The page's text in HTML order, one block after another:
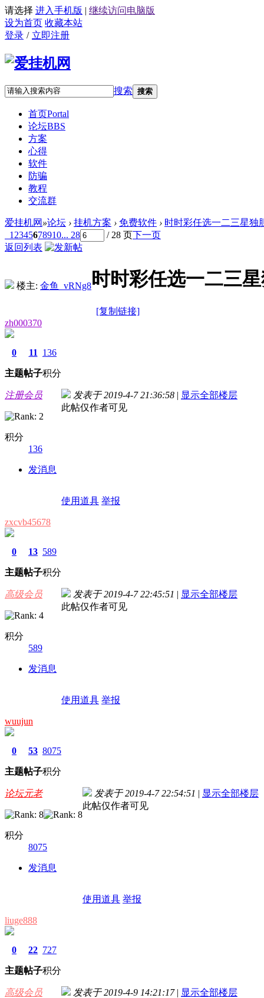
请选择 进入手机版 | 继续访问电脑版
设为首页 收藏本站
登录 / 立即注册
搜索 搜索
首页Portal
论坛BBS
方案
心得
软件
防骗
教程
交流群
爱挂机网 »论坛 › 挂机方案 › 免费软件 › 时时彩任选一二三星独
1 2345678910... 28 / 28 页下一页
返回列表
楼主: 金鱼_vRNg8时时彩任选一二三
[复制链接]
zh000370
0
主题
11
帖子
136
积分
注册会员
积分
136
发消息
发表于 2019-4-7 21:36:58 | 显示全部楼层
此帖仅作者可见
使用道具 举报
zxcvb45678
0
主题
13
帖子
589
积分
高级会员
积分
589
发消息
发表于 2019-4-7 22:45:51 | 显示全部楼层
此帖仅作者可见
使用道具 举报
wuujun
0
主题
53
帖子
8075
积分
论坛元老
积分
8075
发消息
发表于 2019-4-7 22:54:51 | 显示全部楼层
此帖仅作者可见
使用道具 举报
liuge888
0
主题
22
帖子
727
积分
高级会员 发表于 2019-4-9 14:21:17 | 显示全部楼层